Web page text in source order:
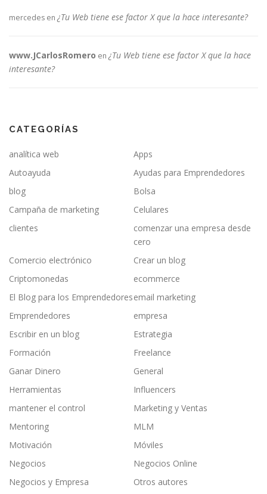
mercedes en ¿Tu Web tiene ese factor X que la hace interesante?
www.JCarlosRomero en ¿Tu Web tiene ese factor X que la hace
interesante?
CATEGORÍAS
analítica web
Apps
Autoayuda
Ayudas para Emprendedores
blog
Bolsa
Campaña de marketing
Celulares
clientes
comenzar una empresa desde
cero
Comercio electrónico
Crear un blog
Criptomonedas
ecommerce
El Blog para los Emprendedoresemail marketing
Emprendedores
empresa
Escribir en un blog
Estrategia
Formación
Freelance
Ganar Dinero
General
Herramientas
Influencers
mantener el control
Marketing y Ventas
Mentoring
MLM
Motivación
Móviles
Negocios
Negocios Online
Negocios y Empresa
Otros autores